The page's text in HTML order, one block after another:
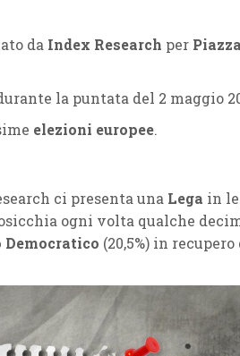
da Index Research per
la puntata del 2 maggio
elezioni europee.
ci presenta una Lega in
ogni volta qualche
(20,5%) in